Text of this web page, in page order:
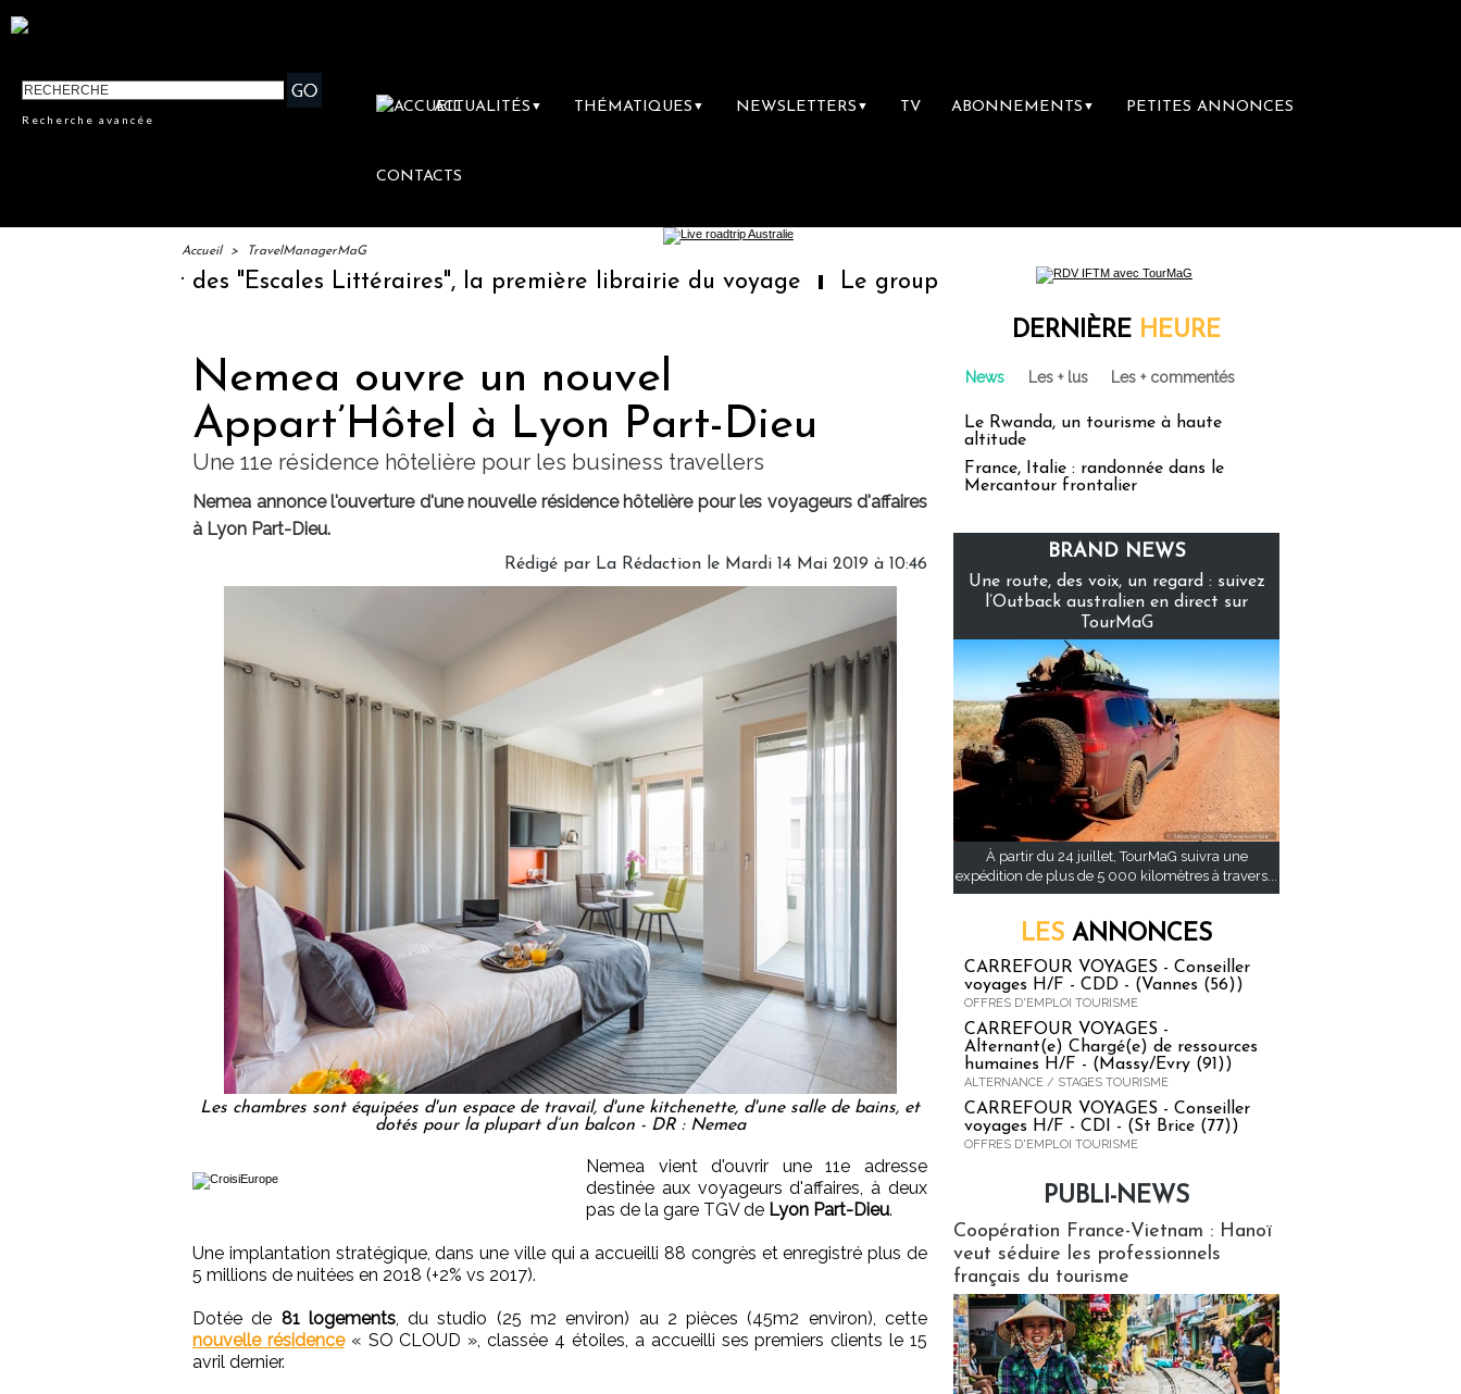
Recherche avancée
ACTUALITÉS ▼ THÉMATIQUES ▼ NEWSLETTERS ▼ TV ABONNEMENTS ▼ PETITES ANNONCES
CONTACTS
Accueil > TravelManagerMaG
des "Escales Littéraires", la première librairie du voyage Le groupe Sainte-Claire rachète Eden Tour
Nemea ouvre un nouvel
Appart’Hôtel à Lyon Part-Dieu
Une 11e résidence hôtelière pour les business travellers
Nemea annonce l'ouverture d'une nouvelle résidence hôtelière pour les voyageurs d'affaires
à Lyon Part-Dieu.
Rédigé par La Rédaction le Mardi 14 Mai 2019 à 10:46
Les chambres sont équipées d'un espace de travail, d'une kitchenette, d'une salle de bains, et
dotés pour la plupart d’un balcon - DR : Nemea
Nemea vient d'ouvrir une 11e adresse
destinée aux voyageurs d'affaires, à deux
pas de la gare TGV de Lyon Part-Dieu.
Une implantation stratégique, dans une ville qui a accueilli 88 congrès et enregistré plus de
5 millions de nuitées en 2018 (+2% vs 2017).
Dotée de 81 logements, du studio (25 m2 environ) au 2 pièces (45m2 environ), cette
nouvelle résidence« SO CLOUD », classée 4 étoiles, a accueilli ses premiers clients le 15
avril dernier.
DERNIÈRE HEURE
News Les + lus Les + commentés
Le Rwanda, un tourisme à haute
altitude
France, Italie : randonnée dans le
Mercantour frontalier
BRAND NEWS
Une route, des voix, un regard : suivez
l’Outback australien en direct sur
TourMaG
À partir du 24 juillet, TourMaG suivra une
expédition de plus de 5 000 kilomètres à travers...
LES ANNONCES
CARREFOUR VOYAGES - Conseiller
voyages H/F - CDD - (Vannes (56))
OFFRES D'EMPLOI TOURISME
CARREFOUR VOYAGES -
Alternant(e) Chargé(e) de ressources
humaines H/F - (Massy/Evry (91))
ALTERNANCE / STAGES TOURISME
CARREFOUR VOYAGES - Conseiller
voyages H/F - CDI - (St Brice (77))
OFFRES D'EMPLOI TOURISME
PUBLI-NEWS
Coopération France-Vietnam : Hanoï
veut séduire les professionnels
français du tourisme